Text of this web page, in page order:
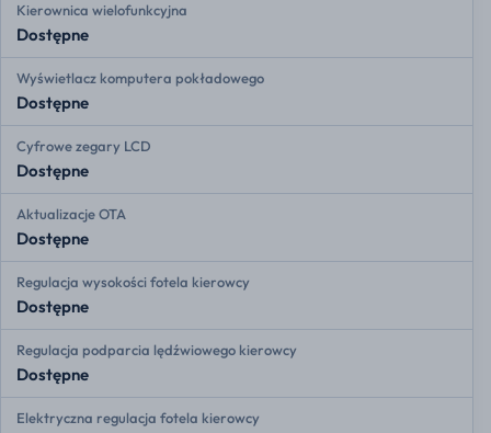
Kierownica wielofunkcyjna
Dostępne
Wyświetlacz komputera pokładowego
Dostępne
Cyfrowe zegary LCD
Dostępne
Aktualizacje OTA
Dostępne
Regulacja wysokości fotela kierowcy
Dostępne
Regulacja podparcia lędźwiowego kierowcy
Dostępne
Elektryczna regulacja fotela kierowcy